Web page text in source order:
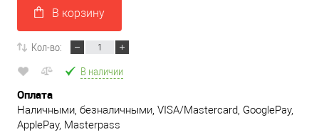
В корзину
Кол-во:
В наличии
Оплата
Наличными, безналичными, VISA/Mastercard, GooglePay,
ApplePay, Masterpass